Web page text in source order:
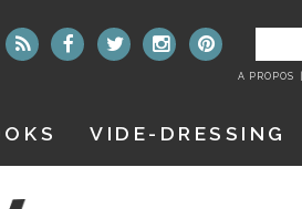
:
A PROPOS
VIDE-DRESSING